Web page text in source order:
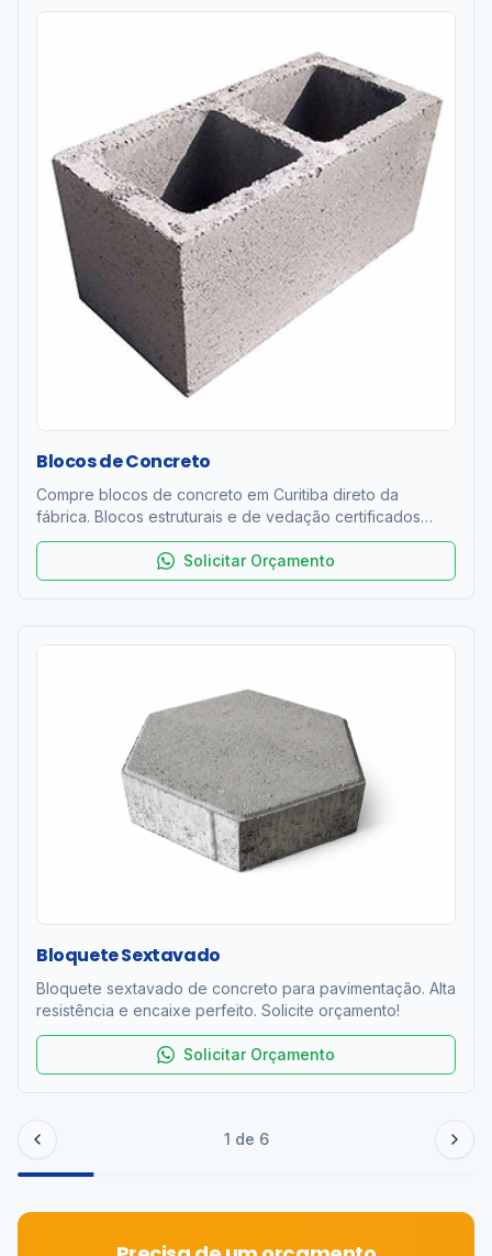
Blocos de Concreto
Compre blocos de concreto em Curitiba direto da
fábrica. Blocos estruturais e de vedação certificados
ABNT NBR 6136. Resistência 4 a 12 MPa. Entrega rápida
na RMC. Orçamento grátis!Solicitar Orçamento
Bloquete Sextavado
Bloquete sextavado de concreto para pavimentação. Alta
resistência e encaixe perfeito. Solicite orçamento!
Solicitar Orçamento
1 de 6